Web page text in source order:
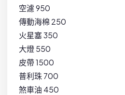
空濾 950
傳動海棉 250
火星塞 350
大燈 550
皮帶 1500
普利珠 700
煞車油 450